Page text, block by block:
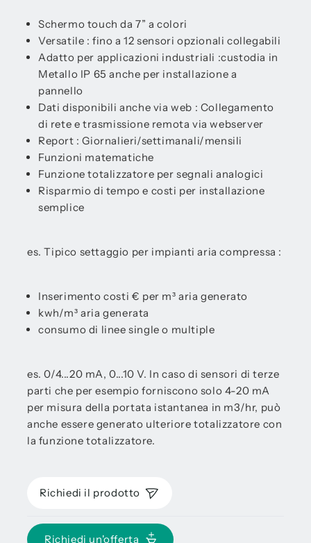
Schermo touch da 7” a colori
Versatile : fino a 12 sensori opzionali collegabili
Adatto per applicazioni industriali :custodia in
Metallo IP 65 anche per installazione a
pannello
Dati disponibili anche via web : Collegamento
di rete e trasmissione remota via webserver
Report : Giornalieri/settimanali/mensili
Funzioni matematiche
Funzione totalizzatore per segnali analogici
Risparmio di tempo e costi per installazione
semplice
es. Tipico settaggio per impianti aria compressa :
Inserimento costi € per m³ aria generato
kwh/m³ aria generata
consumo di linee single o multiple
es. 0/4...20 mA, 0...10 V. In caso di sensori di terze
parti che per esempio forniscono solo 4-20 mA
per misura della portata istantanea in m3/hr, può
anche essere generato ulteriore totalizzatore con
la funzione totalizzatore.
Richiedi il prodotto
Richiedi un'offerta